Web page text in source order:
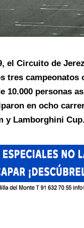
el Circuito de
tres campeonatos
10.000 personas
en ocho
y Lamborghini Cup.